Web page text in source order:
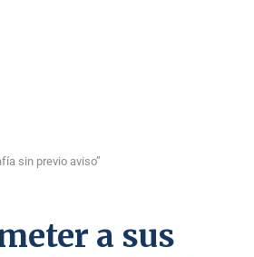
sin previo aviso”
a sus